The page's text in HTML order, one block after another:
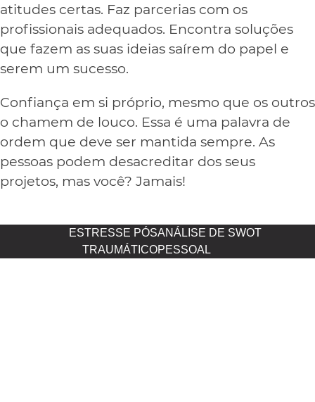
atitudes certas. Faz parcerias com os
profissionais adequados. Encontra soluções
que fazem as suas ideias saírem do papel e
serem um sucesso.
Confiança em si próprio, mesmo que os outros
o chamem de louco. Essa é uma palavra de
ordem que deve ser mantida sempre. As
pessoas podem desacreditar dos seus
projetos, mas você? Jamais!
ESTRESSE PÓS
TRAUMÁTICO
ANÁLISE DE SWOT
PESSOAL